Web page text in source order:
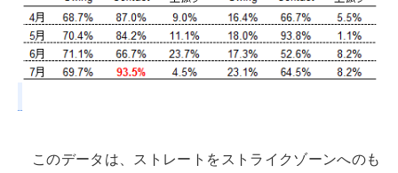
このデータは、ストレートをストライクゾーンへのも